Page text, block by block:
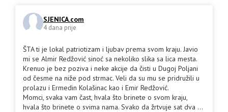
SJENICA.com
4 dana prije
ŠTA ti je lokal patriotizam i ljubav prema svom kraju. Javio
mi se Almir Redžović sinoć sa nekoliko slika sa lica mesta.
Krenuo je bez poziva i neke akcije da čisti u Dugoj Poljani
od česme na niže pod strmac. Veli da su mu se pridružili u
prolazu i Ermedin Kolašinac kao i Emir Redžović.
Momci, svaka vam čast, hvala što brinete o svom kraju,
hvala što brinete o svima nama. Svako da žrtvuje sat dva ...